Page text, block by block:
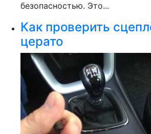
безопасностью. Это...
Как проверить
церато